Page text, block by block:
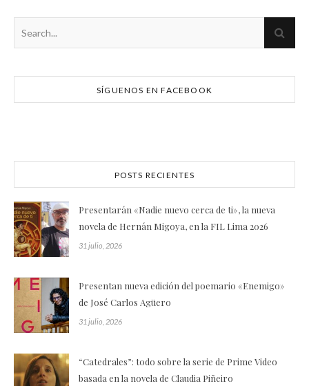
SÍGUENOS EN FACEBOOK
POSTS RECIENTES
Presentarán «Nadie nuevo cerca de ti», la nueva
novela de Hernán Migoya, en la FIL Lima 2026
31 julio, 2026
Presentan nueva edición del poemario «Enemigo»
de José Carlos Agüero
31 julio, 2026
“Catedrales”: todo sobre la serie de Prime Video
basada en la novela de Claudia Piñeiro